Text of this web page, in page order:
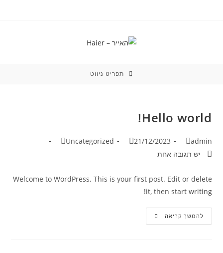
תפריט ניווט
Hello world!
מחבר:
admin פורסם:
21/12/2023 קטגוריה:
Uncategorized
תגובות:יש תגובה אחת
Welcome to WordPress. This is your first post. Edit or delete
it, then start writing!
להמשך קריאהHello
World!